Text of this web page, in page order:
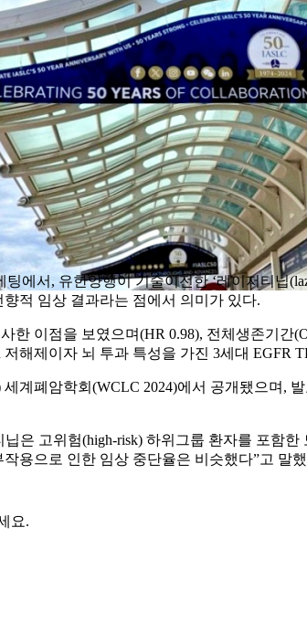
팅에서, 유한양행이 기술이전한 ‘레이저티닙
적 임상 결과라는 점에서 의미가 있다.
한 이점을 보였으며(HR 0.98), 전체생존기간
저해제이자 뇌 투과 특성을 가진 3세대 EGFR
계폐암학회(WCLC 2024)에서 공개됐으며,
은 고위험(high-risk) 하위그룹 환자를 포함
용으로 인한 임상 중단율은 비슷했다”고 말
요.